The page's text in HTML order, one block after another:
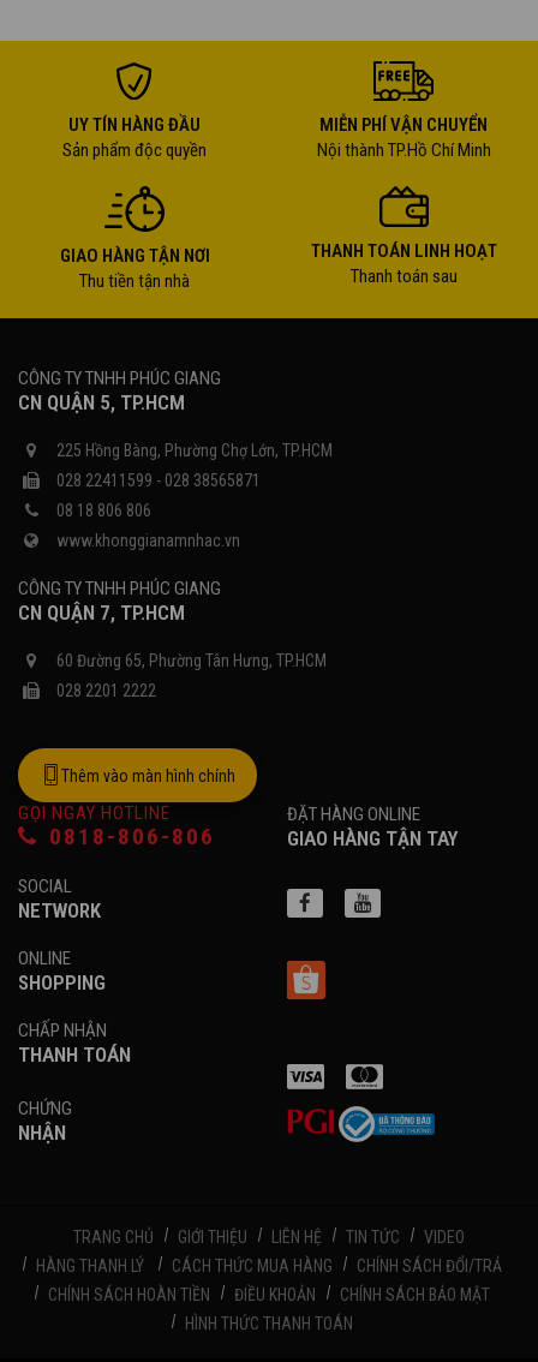
UY TÍN HÀNG ĐẦU
Sản phẩm độc quyền
MIỄN PHÍ VẬN CHUYỂN
Nội thành TP.Hồ Chí Minh
GIAO HÀNG TẬN NƠI
Thu tiền tận nhà
THANH TOÁN LINH HOẠT
Thanh toán sau
CÔNG TY TNHH PHÚC GIANG
CN QUẬN 5, TP.HCM
225 Hồng Bàng, Phường Chợ Lớn, TP.HCM
028 22411599 - 028 38565871
08 18 806 806
www.khonggianamnhac.vn
CÔNG TY TNHH PHÚC GIANG
CN QUẬN 7, TP.HCM
60 Đường 65, Phường Tân Hưng, TP.HCM
028 2201 2222
Thêm vào màn hình chính
GỌI NGAY HOTLINE
0818-806-806
ĐẶT HÀNG ONLINE
GIAO HÀNG TẬN TAY
SOCIAL
NETWORK
ONLINE
SHOPPING
CHẤP NHẬN
THANH TOÁN
CHỨNG
NHẬN
TRANG CHỦ GIỚI THIỆU LIÊN HỆ TIN TỨC
VIDEO
HÀNG THANH LÝ
CÁCH THỨC MUA HÀNG
CHÍNH SÁCH ĐỔI/TRẢ
CHÍNH SÁCH HOÀN TIỀN
ĐIỀU KHOẢN
CHÍNH SÁCH BẢO MẬT
HÌNH THỨC THANH TOÁN